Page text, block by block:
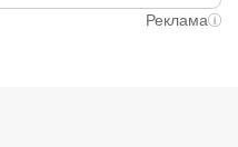
место. После этого
мы вернем всюРеклама